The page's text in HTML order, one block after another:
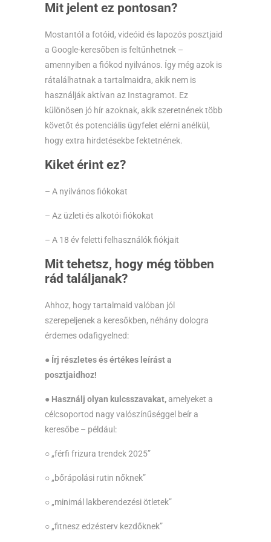
Mit jelent ez pontosan?
Mostantól a fotóid, videóid és lapozós posztjaid
a Google-keresőben is feltűnhetnek –
amennyiben a fiókod nyilvános. Így még azok is
rátalálhatnak a tartalmaidra, akik nem is
használják aktívan az Instagramot. Ez
különösen jó hír azoknak, akik szeretnének több
követőt és potenciális ügyfelet elérni anélkül,
hogy extra hirdetésekbe fektetnének.
Kiket érint ez?
– A nyilvános fiókokat
– Az üzleti és alkotói fiókokat
– A 18 év feletti felhasználók fiókjait
Mit tehetsz, hogy még többen
rád találjanak?
Ahhoz, hogy tartalmaid valóban jól
szerepeljenek a keresőkben, néhány dologra
érdemes odafigyelned:
● Írj részletes és értékes leírást a
posztjaidhoz!
● Használj olyan kulcsszavakat, amelyeket a
célcsoportod nagy valószínűséggel beír a
keresőbe – például:
○ „férfi frizura trendek 2025”
○ „bőrápolási rutin nőknek”
○ „minimál lakberendezési ötletek”
○ „fitnesz edzésterv kezdőknek”